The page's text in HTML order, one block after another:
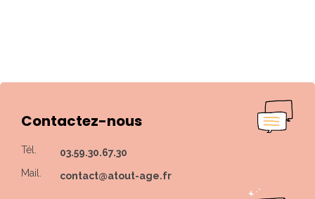
Contactez-nous
Tél.
03.59.30.67.30
Mail.
contact@atout-age.fr